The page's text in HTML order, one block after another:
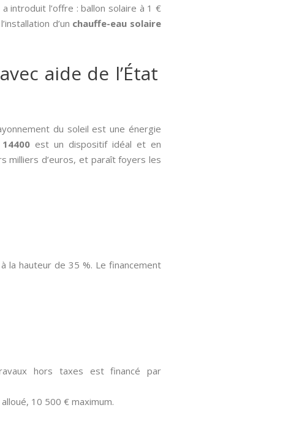
introduit l’offre : ballon solaire à 1 €
d’un chauffe-eau solaire
aide de l’État
du soleil est une énergie
est un dispositif idéal et en
milliers d’euros, et paraît foyers les
la hauteur de 35 %. Le financement
hors taxes est financé par
10 500 € maximum.